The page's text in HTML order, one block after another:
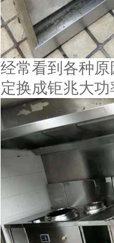
经常看到各种
定换成钜兆大